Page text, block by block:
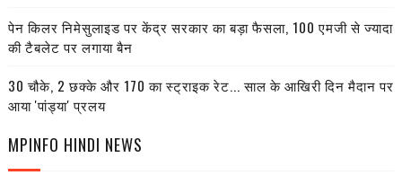
पेन किलर निमेसुलाइड पर केंद्र सरकार का बड़ा फैसला, 100 एमजी से ज्यादा
की टैबलेट पर लगाया बैन
30 चौके, 2 छक्के और 170 का स्ट्राइक रेट... साल के आखिरी दिन मैदान पर
आया 'पांड्या' प्रलय
MPINFO HINDI NEWS